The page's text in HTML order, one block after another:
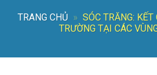
TRANG CHỦ » SÓC TRĂNG:
TRƯỜNG TẠI CÁC